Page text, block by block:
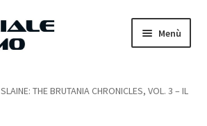
Menù
SLAINE: THE BRUTANIA CHRONICLES, VOL. 3 – IL